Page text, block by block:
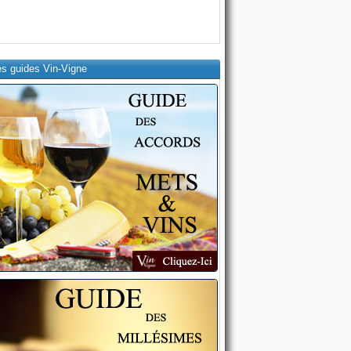
guides Vin-Vigne